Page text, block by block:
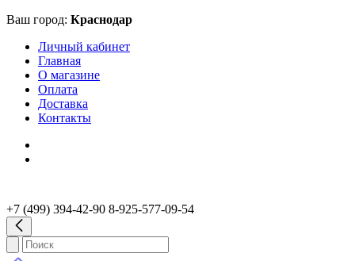
Ваш город: Краснодар
Личный кабинет
Главная
О магазине
Оплата
Доставка
Контакты
+7 (499) 394-42-90 8-925-577-09-54